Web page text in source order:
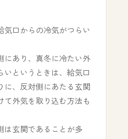
気口からの冷気がつらい
にあり、真冬に冷たい外
いというときは、給気口
に、反対側にあたる玄関
て外気を取り込む方法も
は玄関であることが多